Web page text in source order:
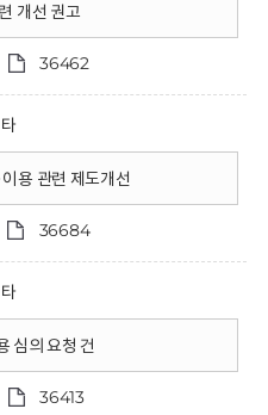
개선 권고
36462
용 관련 제도개선
36684
심의 요청 건
36413